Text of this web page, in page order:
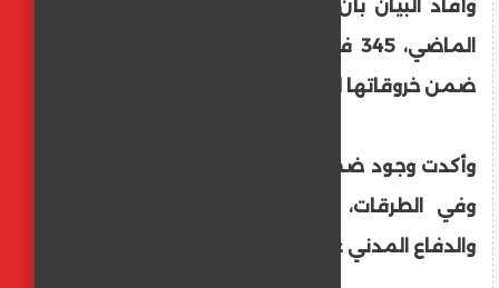
ضمن خروقاتها للاتفاق.
وأكدت وجود ضحايا تحت ركام المنازل المدمرة
وفي الطرقات، حيث تعجز طواقم الإسعاف
والدفاع المدني عن الوصول إليهم لانتشالهم.